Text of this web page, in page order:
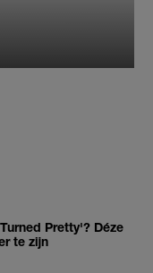
Pretty'? Déze
te zijn